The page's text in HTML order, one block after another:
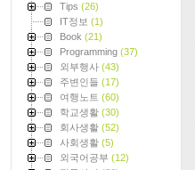
Tips (26)
IT정보 (1)
Book (21)
Programming (37)
외부행사 (43)
주변인들 (17)
여행노트 (60)
학교생활 (30)
회사생활 (52)
사회생활 (5)
외국어공부 (12)